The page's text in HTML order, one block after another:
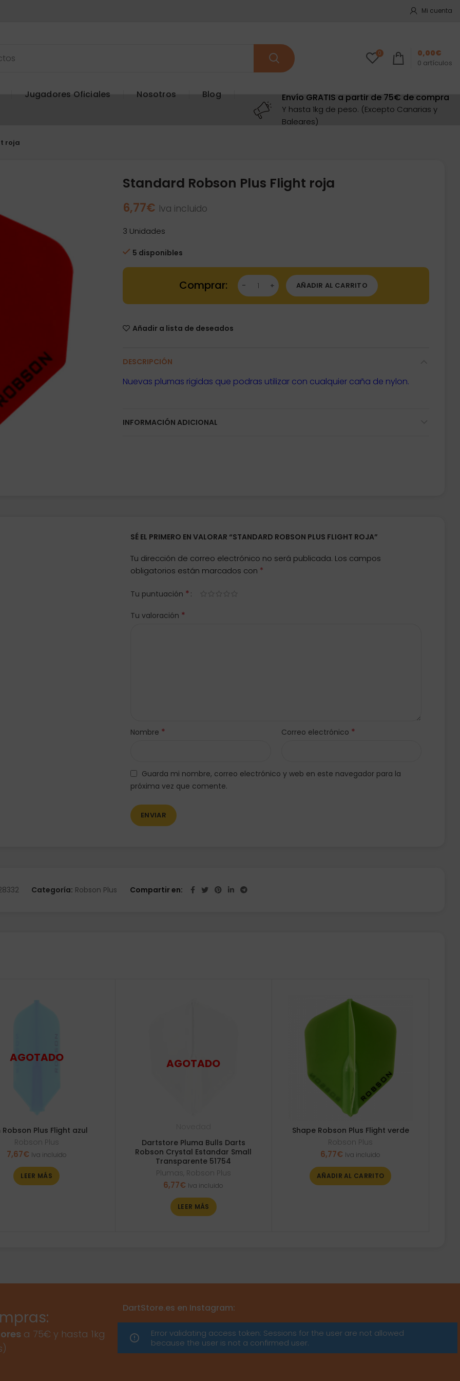
Mi cuenta
0
0 artículos
0,00€
Jugadores Oficiales Nosotros Blog Envío GRATIS a partir de 75€ de compra
Y hasta 1kg de peso. (Excepto Canarias y
Baleares)
roja
Standard Robson Plus Flight roja
6,77€ Iva incluido
3 Unidades
5 disponibles
Standard Robson Plus Flight roja cantidad
AÑADIR AL CARRITO
Añadir a lista de deseados
DESCRIPCIÓN
Nuevas plumas rigidas que podras utilizar con cualquier caña de nylon.
INFORMACIÓN ADICIONAL
SÉ EL PRIMERO EN VALORAR “STANDARD ROBSON PLUS FLIGHT ROJA”
Tu dirección de correo electrónico no será publicada. Los campos
obligatorios están marcados con *
Tu puntuación *
Tu valoración *
Nombre * Correo electrónico *
Guarda mi nombre, correo electrónico y web en este navegador para la
próxima vez que comente.
Categoría: Robson Plus Compartir en
Robson Plus Flight azul
Robson Plus
7,67€ Iva incluido
LEER MÁS
Dartstore Pluma Bulls Darts
Robson Crystal Estandar Small
Transparente 51754
Plumas, Robson Plus
6,77€ Iva incluido
LEER MÁS
Shape Robson Plus Flight verde
Robson Plus
6,77€ Iva incluido
AÑADIR AL CARRITO
a 75€ y hasta 1kg
DartStore.es en Instagram:
Error validating access token: Sessions for the user are not allowed
because the user is not a confirmed user.